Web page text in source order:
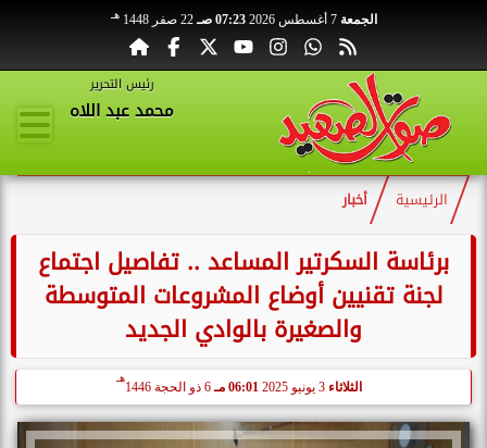
الجمعة 7 أغسطس 2026 07:23 صـ 22 صفر 1448 هـ
رئيس التحرير
محمد عبد اللاه
الرئيسية أخبار
برئاسة السكرتير المساعد .. تفاصيل اجتماع
لجنة تقنيين أوضاع المشروعات المتوسطة
والصغيرة بالوادي الجديد
الثلاثاء 06:01 مـ 6 ذو الحجة 1446
هـ